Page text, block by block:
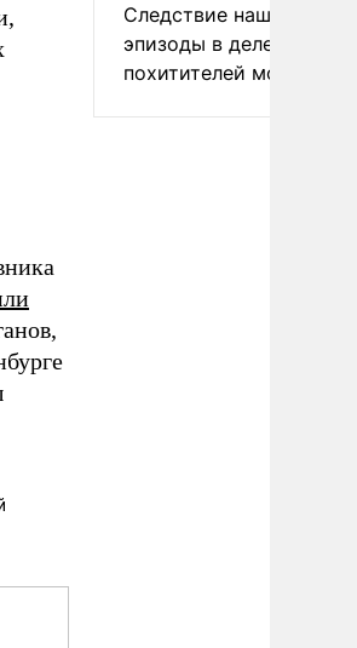
Следствие нашло
эпизоды в деле
похитителей москвичек